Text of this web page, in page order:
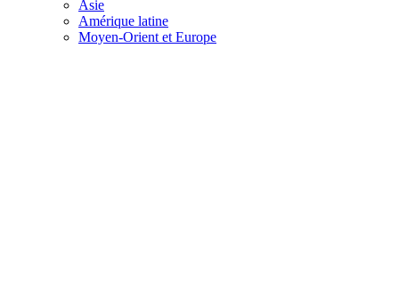
Asie
Amérique latine
Moyen-Orient et Europe